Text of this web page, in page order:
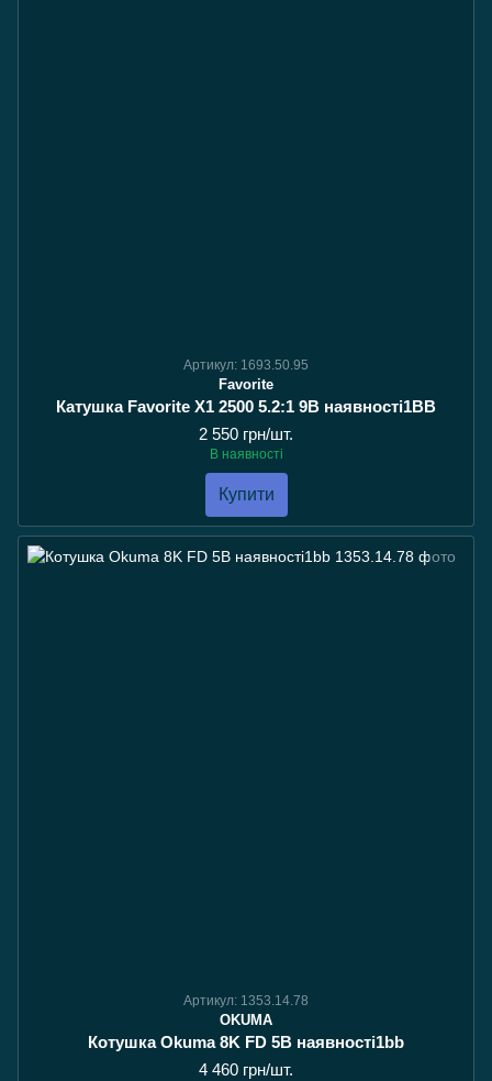
Артикул: 1693.50.95
Favorite
Катушка Favorite X1 2500 5.2:1 9В наявності1BB
2 550 грн/шт.
В наявності
Купити
Артикул: 1353.14.78
OKUMA
Котушка Okuma 8K FD 5В наявності1bb
4 460 грн/шт.